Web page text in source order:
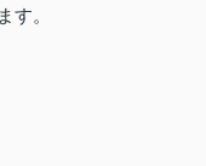
す。